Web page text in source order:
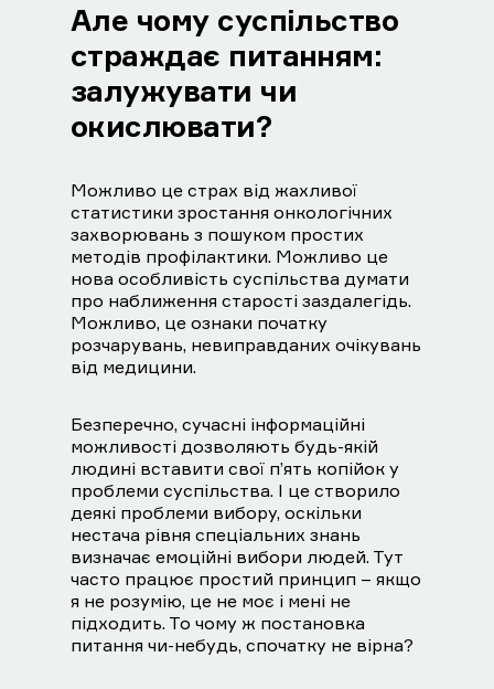
Але чому суспільство
страждає питанням:
залужувати чи
окислювати?
Можливо це страх від жахливої ​​
статистики зростання онкологічних
захворювань з пошуком простих
методів профілактики. Можливо це
нова особливість суспільства думати
про наближення старості заздалегідь.
Можливо, це ознаки початку
розчарувань, невиправданих очікувань
від медицини.
Безперечно, сучасні інформаційні
можливості дозволяють будь-якій
людині вставити свої п’ять копійок у
проблеми суспільства. І це створило
деякі проблеми вибору, оскільки
нестача рівня спеціальних знань
визначає емоційні вибори людей. Тут
часто працює простий принцип – якщо
я не розумію, це не моє і мені не
підходить. То чому ж постановка
питання чи-небудь, спочатку не вірна?